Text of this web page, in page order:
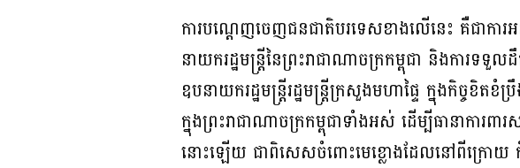
ការបណ្ដេញចេញជនជាតិបរទេសខាងលើនេះ គឺជាកា
នាយករដ្ឋមន្រ្តីនៃព្រះរាជាណាចក្រកម្ពុជា និងកា
ឧបនាយករដ្ឋមន្ត្រីរដ្ឋមន្រ្តីក្រសួងមហាផ្ទៃ ក្នុងកិច្ចខិ
ក្នុងព្រះរាជាណាចក្រកម្ពុជាទាំងអស់ ដើម្បីធានាកា
នោះឡើយ ជាពិសេសចំពោះមេខ្លោងដែលនៅពីក្រោយ ក៏